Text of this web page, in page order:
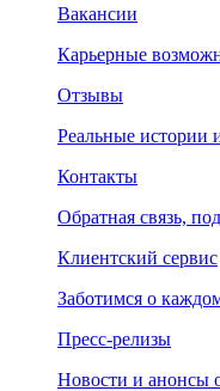
Вакансии
Карьерные
Отзывы
Реальные истории
Контакты
Обратная связь,
Клиентский сервис
Заботимся о
Пресс-релизы
Новости и анонсы